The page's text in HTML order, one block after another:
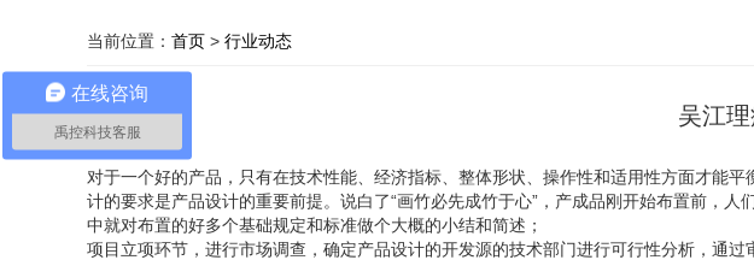
当前位置： 首页 > 行业动态
吴江
对于一个好的产品，只有在技术性能、经济指标、整体形状、操作性和适用性方面才能
计的要求是产品设计的重要前提。说白了“画竹必先成竹于心”，产成品刚开始布置前，
中就对布置的好多个基础规定和标准做个大概的小结和简述；
项目立项环节，进行市场调查，确定产品设计的开发源的技术部门进行可行性分析，通
在线咨询
禹控科技客服